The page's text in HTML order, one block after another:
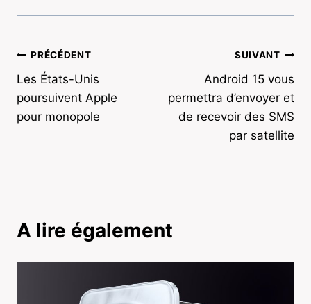
Navigation
de
l’article
PRÉCÉDENT
Les États-Unis
poursuivent Apple
pour monopole
SUIVANT
Android 15 vous
permettra d’envoyer et
de recevoir des SMS
par satellite
A lire également